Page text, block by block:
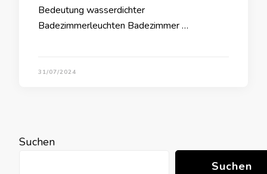
Bedeutung wasserdichter
Badezimmerleuchten Badezimmer …
31/07/2024
Suchen
Suchen